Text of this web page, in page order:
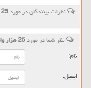
نظرات بینندگان در مورد
نظر شما در مورد25 هزار واحد نوسازی شده در بافت های فرسوده تکمیل شدند
نام:
ایمیل: